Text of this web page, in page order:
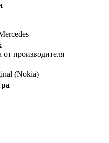
от производителя
(Nokia)